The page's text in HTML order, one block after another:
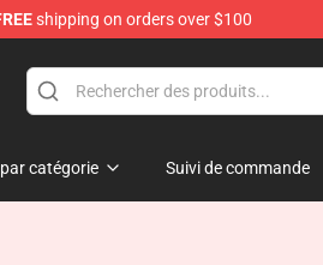
shipping on orders over $100
catégorie Suivi de commande